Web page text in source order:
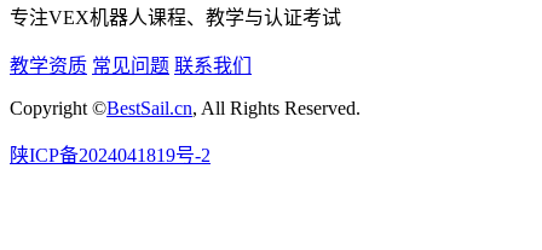
专注VEX机器人课程、教学与认证考试
教学资质 常见问题 联系我们
Copyright ©BestSail.cn, All Rights Reserved.
陕ICP备2024041819号-2